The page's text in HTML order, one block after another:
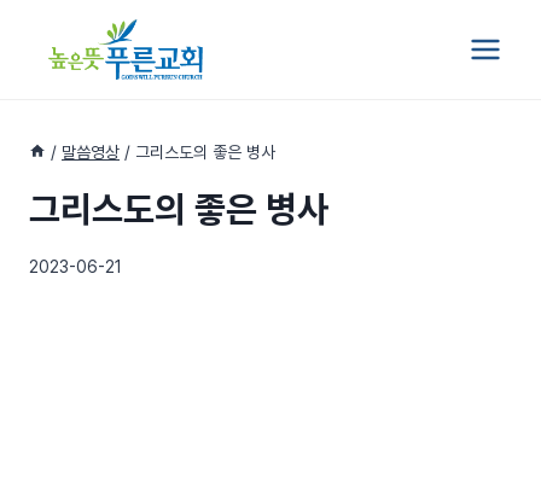
/ 말씀영상 / 그리스도의 좋은 병사
그리스도의 좋은 병사
2023-06-21